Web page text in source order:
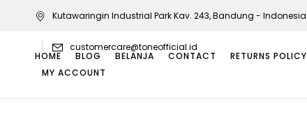
Kutawaringin Industrial Park Kav. 243, Bandung - Indonesia
customercare@toneofficial.id
HOME BLOG BELANJA CONTACT
RETURNS POLICY
MY ACCOUNT